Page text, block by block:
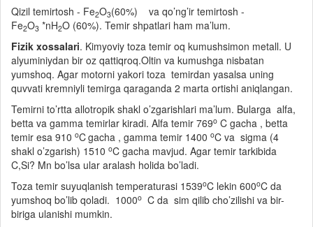
Qizil temirtosh - Fe2O3(60%) va qo’ng’ir temirtosh -
Fe2O3 *nH2O (60%). Temir shpatlari ham ma’lum.
Fizik xossalari. Kimyoviy toza temir oq kumushsimon metall. U
alyuminiydan bir oz qattiqroq.Oltin va kumushga nisbatan
yumshoq. Agar motorni yakori toza temirdan yasalsa uning
quvvati kremniyli temirga qaraganda 2 marta ortishi aniqlangan.
Temirni to’rtta allotropik shakl o’zgarishlari ma’lum. Bularga alfa,
betta va gamma temirlar kiradi. Alfa temir 769o C gacha , betta
temir esa 910 oCgacha , gamma temir 1400 oC va sigma (4
shakl o’zgarish) 1510 oC gacha mavjud. Agar temir tarkibida
C,Si? Mn bo’lsa ular aralash holida bo’ladi.
Toza temir suyuqlanish temperaturasi 1539oC lekin 600oC da
yumshoq bo’lib qoladi. 1000o C da sim qilib cho’zilishi va bir-
biriga ulanishi mumkin.